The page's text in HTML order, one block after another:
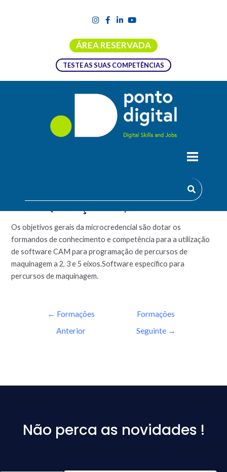
ÁREA RESERVADA
TESTE AS SUAS COMPETÊNCIAS
PROGRAMAÇÃO CAM – ESTRATÉGIAS
DE MAQUINAÇÃO A 2, 3 E 5 EIXOS
Os objetivos gerais da microcredencial são dotar os
formandos de conhecimento e competência para a utilização
de software CAM para programação de percursos de
maquinagem a 2, 3 e 5 eixos.Software específico para
percursos de maquinagem.
← Formações
Anterior
Formações
Seguinte →
Não perca as novidades !